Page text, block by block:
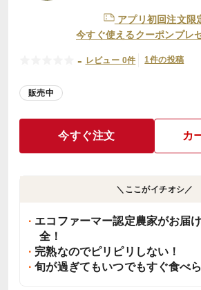
アプリ初回注文限
今すぐ使えるクーポンプレ
- レビュー 0件 1件の投稿
販売中
今すぐ注文 カ
＼ここがイチオシ／
エコファーマー認定農家がお届
全！
完熟なのでピリピリしない！
旬が過ぎてもいつでもすぐ食べ